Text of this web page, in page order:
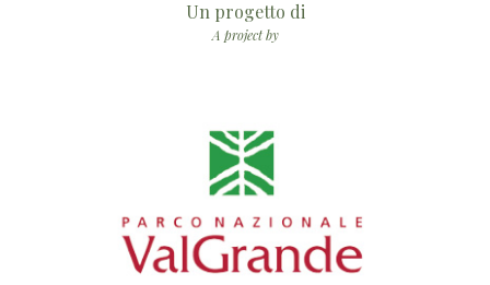
Un progetto di
A project by